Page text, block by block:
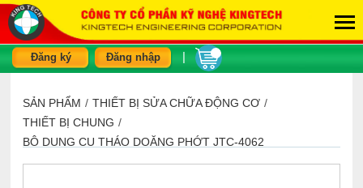
Đăng ký Đăng nhập
SẢN PHẨM / THIẾT BỊ SỬA CHỮA ĐỘNG CƠ /
THIẾT BỊ CHUNG /
BỘ DỤNG CỤ THÁO DOĂNG PHỚT JTC-4062